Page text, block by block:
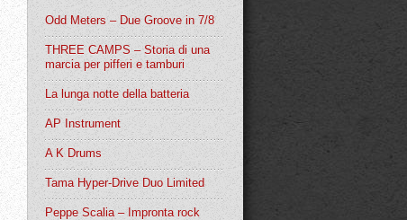
Odd Meters – Due Groove in 7/8
THREE CAMPS – Storia di una
marcia per pifferi e tamburi
La lunga notte della batteria
AP Instrument
A K Drums
Tama Hyper-Drive Duo Limited
Peppe Scalia – Impronta rock